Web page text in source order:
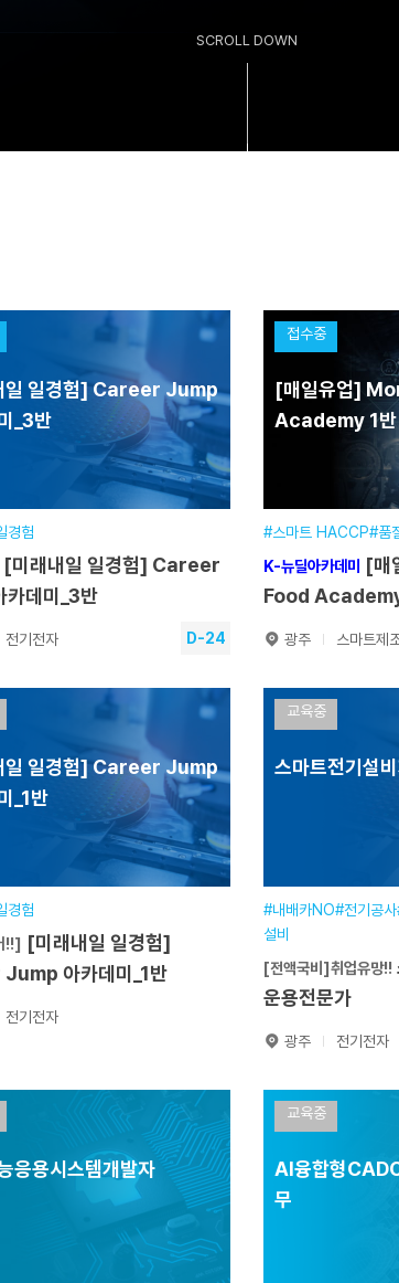
SCROLL DOWN
일 일경험] Career Jump
_3반
경험
데미_3반
전기전자 D-24
[미래내일 일경험]
Jump 아카데미_3반
간
2026.09.01~2026.10.30
정
240시간(1개월미만)
전자분야
간
원서접수
접수중
[매일유업]
Academy 1반
#스마트 HACCP#품
K-뉴딜아카데미
Food
광주 스마트제
K-뉴딜아카데미[매일유업] More
than Food
훈련기간
기
접수기간
일 일경험] Career Jump
_1반
경험
!!]
아카데미_1반
전기전자
Jump 아카데미_1반
2026.07.01~2026.08.27
정
240시간(1개월미만)
전자분야
교육중
스마트전기설
#내배카NO#전기공
설비
[전액국비]취업유망!!
운용전문가
광주 전기전자
[전액국비]취업유
제작운용전문가
훈련기간
응용시스템개발자
교육중
AI융합형
무